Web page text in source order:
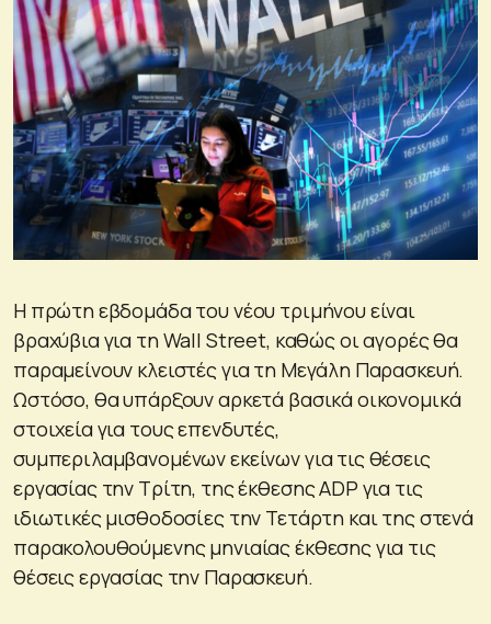
Η πρώτη εβδομάδα του νέου τριμήνου είναι
βραχύβια για τη Wall Street, καθώς οι αγορές θα
παραμείνουν κλειστές για τη Μεγάλη Παρασκευή.
Ωστόσο, θα υπάρξουν αρκετά βασικά οικονομικά
στοιχεία για τους επενδυτές,
συμπεριλαμβανομένων εκείνων για τις θέσεις
εργασίας την Τρίτη, της έκθεσης ADP για τις
ιδιωτικές μισθοδοσίες την Τετάρτη και της στενά
παρακολουθούμενης μηνιαίας έκθεσης για τις
θέσεις εργασίας την Παρασκευή.